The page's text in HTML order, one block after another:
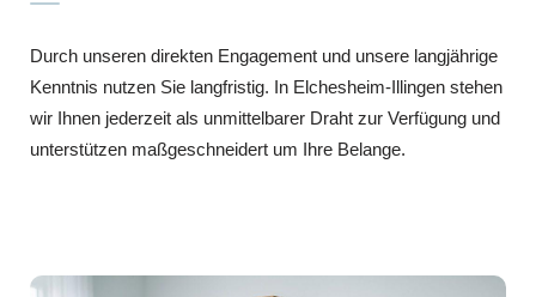
Durch unseren direkten Engagement und unsere langjährige
Kenntnis nutzen Sie langfristig. In Elchesheim-Illingen stehen
wir Ihnen jederzeit als unmittelbarer Draht zur Verfügung und
unterstützen maßgeschneidert um Ihre Belange.